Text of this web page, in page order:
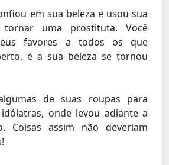
em sua beleza e usou sua
uma prostituta. Você
favores a todos os que
e a sua beleza se tornou
de suas roupas para
onde levou adiante a
Coisas assim não deveriam